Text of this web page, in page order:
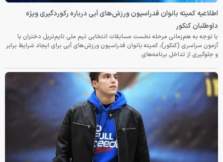
اطلاعیه کمیته بانوان فدراسیون ورزش‌های آبی درباره رکوردگیری ویژه
داوطلبان کنکور
با توجه به هم‌زمانی مرحله نخست مسابقات انتخابی تیم ملی تایم‌تریل دختران با
آزمون سراسری (کنکور)، کمیته بانوان فدراسیون ورزش‌های آبی برای ایجاد شرایط برابر
و جلوگیری از تداخل برنامه‌های